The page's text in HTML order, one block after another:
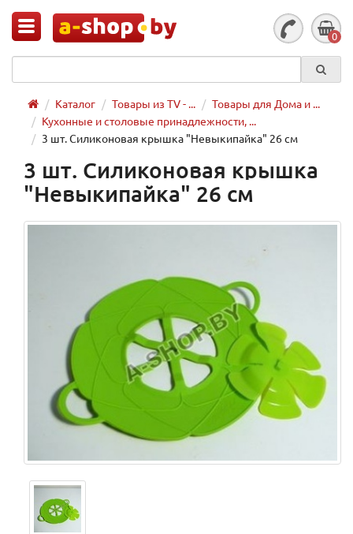
0
Каталог Товары из TV - ...
Товары для Дома и ...
Кухонные и столовые принадлежности, ...
3 шт. Силиконовая крышка "Невыкипайка" 26 см
3 шт. Силиконовая крышка
"Невыкипайка" 26 см